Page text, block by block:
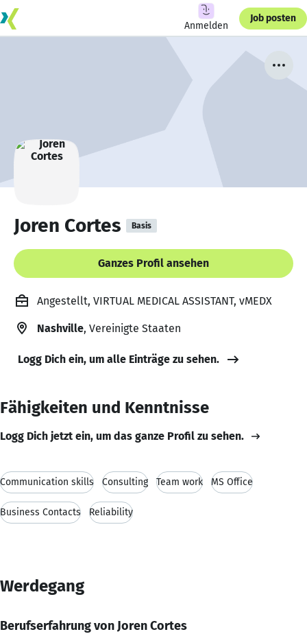
Anmelden
Job posten
Joren Cortes Basis
Ganzes Profil ansehen
Angestellt, VIRTUAL MEDICAL ASSISTANT, vMEDX
Nashville, Vereinigte Staaten
Logg Dich ein, um alle Einträge zu sehen.
Fähigkeiten und Kenntnisse
Logg Dich jetzt ein, um das ganze Profil zu sehen.
Communication skills Consulting Team work MS Office
Business Contacts Reliability
Werdegang
Berufserfahrung von Joren Cortes